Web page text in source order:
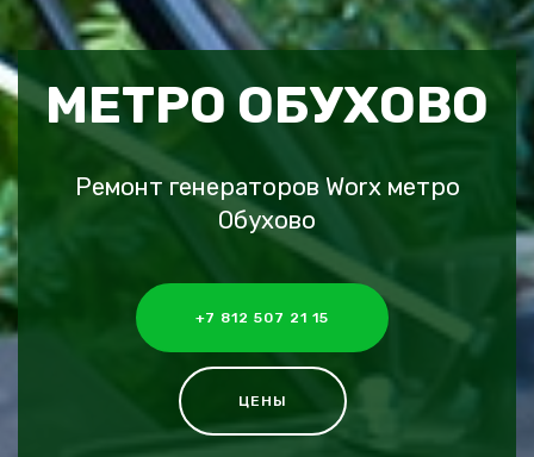
МЕТРО ОБУХОВО
Ремонт генераторов Worx метро
Обухово
+7 812 507 21 15
ЦЕНЫ